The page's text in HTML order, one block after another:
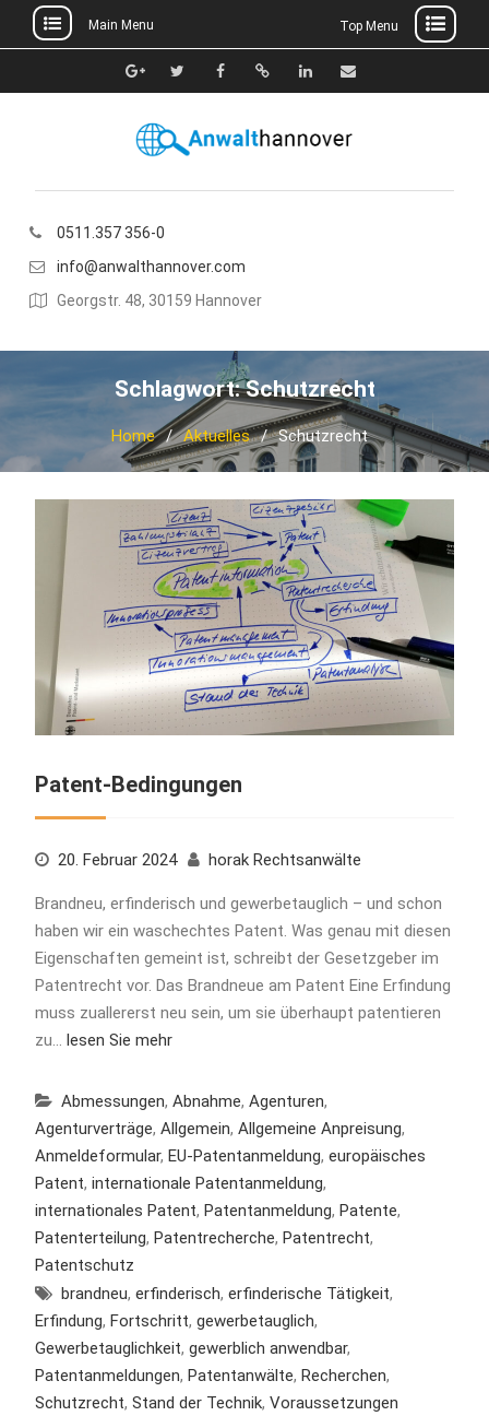
to
Main Menu Top Menu
Google+TwitterFacebook
Xing Linkedin
E-
0511.357 356-0
info@anwalthannover.com
Georgstr. 48, 30159 Hannover
Schlagwort:Schutzrecht
Home Aktuelles Schutzrecht
Patent-Bedingungen
20. Februar 2024 horak Rechtsanwälte
Brandneu, erfinderisch und gewerbetauglich – und schon
haben wir ein waschechtes Patent. Was genau mit diesen
Eigenschaften gemeint ist, schreibt der Gesetzgeber im
Patentrecht vor. Das Brandneue am Patent Eine Erfindung
muss zuallererst neu sein, um sie überhaupt patentieren
zu… lesen Sie mehr
Abmessungen, Abnahme, Agenturen,
Agenturverträge, Allgemein, Allgemeine Anpreisung,
Anmeldeformular, EU-Patentanmeldung, europäisches
Patent, internationale Patentanmeldung,
internationales Patent, Patentanmeldung, Patente,
Patenterteilung, Patentrecherche, Patentrecht,
Patentschutz
brandneu, erfinderisch, erfinderische Tätigkeit,
Erfindung, Fortschritt, gewerbetauglich,
Gewerbetauglichkeit, gewerblich anwendbar,
Patentanmeldungen, Patentanwälte, Recherchen,
Schutzrecht, Stand der Technik, Voraussetzungen